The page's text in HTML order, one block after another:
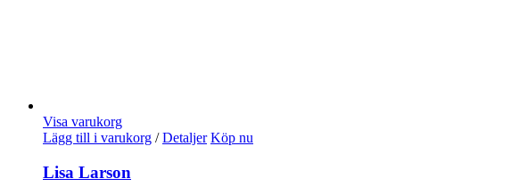
Visa varukorg
Lägg till i varukorg / Detaljer Köp nu
Lisa Larson